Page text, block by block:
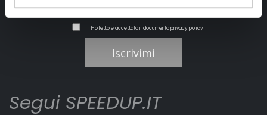
Ho letto e accettato il documentoprivacy policy
Iscrivimi
Segui SPEEDUP.IT